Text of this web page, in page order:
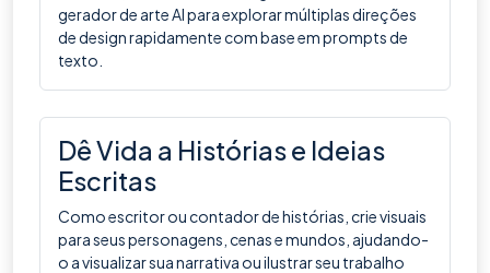
gerador de arte AI para explorar múltiplas direções
de design rapidamente com base em prompts de
texto.
Dê Vida a Histórias e Ideias
Escritas
Como escritor ou contador de histórias, crie visuais
para seus personagens, cenas e mundos, ajudando-
o a visualizar sua narrativa ou ilustrar seu trabalho